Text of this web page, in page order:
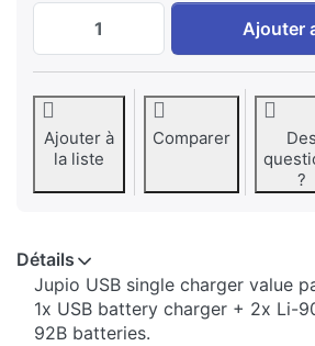
Jupio Value
Ajouter
Ajouter à
la liste
Comparer
Des
?
Détails
​​Jupio USB single charger value
1x ​USB battery charger + 2x Li-
92B batteries.